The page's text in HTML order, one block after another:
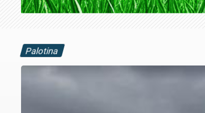
Palotina